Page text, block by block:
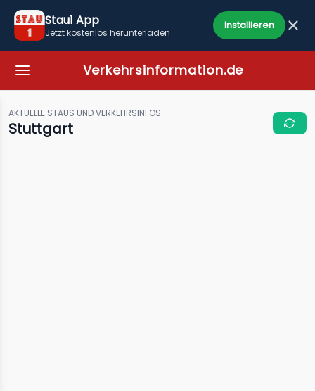
Stau1 App
Jetzt kostenlos herunterladen
Installieren
Verkehrsinformation.de
AKTUELLE STAUS UND VERKEHRSINFOS
Stuttgart